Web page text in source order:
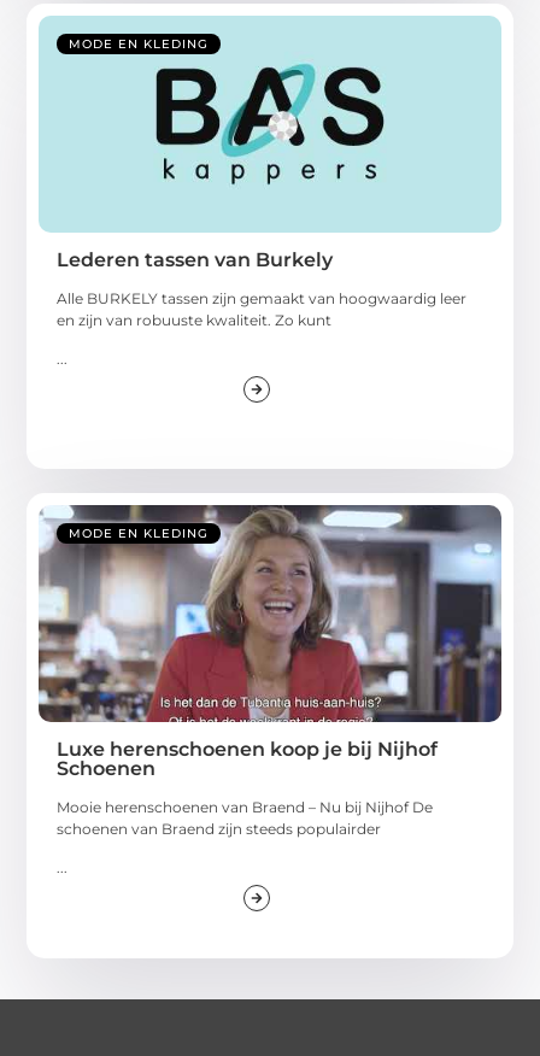
MODE EN KLEDING
Lederen tassen van Burkely
Alle BURKELY tassen zijn gemaakt van hoogwaardig leer
en zijn van robuuste kwaliteit. Zo kunt
MODE EN KLEDING
Luxe herenschoenen koop je bij Nijhof
Schoenen
Mooie herenschoenen van Braend – Nu bij Nijhof De
schoenen van Braend zijn steeds populairder
...